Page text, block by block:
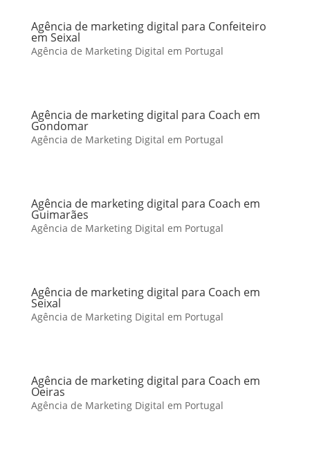
Agência de marketing digital para Confeiteiro
em Seixal
Agência de Marketing Digital em Portugal
Agência de marketing digital para Coach em
Gondomar
Agência de Marketing Digital em Portugal
Agência de marketing digital para Coach em
Guimarães
Agência de Marketing Digital em Portugal
Agência de marketing digital para Coach em
Seixal
Agência de Marketing Digital em Portugal
Agência de marketing digital para Coach em
Oeiras
Agência de Marketing Digital em Portugal